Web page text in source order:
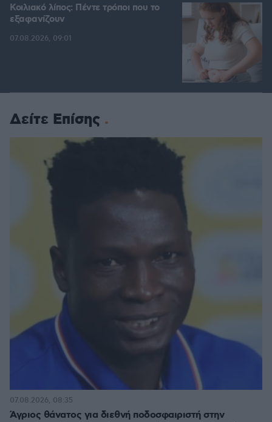
Κοιλιακό λίπος: Πέντε τρόποι που το
εξαφανίζουν
07.08.2026, 09:01
Δείτε Επίσης
Άγριος θάνατος για διεθνή ποδοσφαιριστή στην
07.08.2026, 08:35